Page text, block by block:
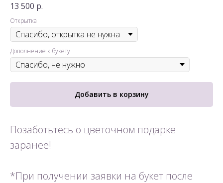
13 500 р.
Открытка
Дополнение к букету
Добавить в корзину
Позаботьтесь о цветочном подарке
заранее!
*При получении заявки на букет после